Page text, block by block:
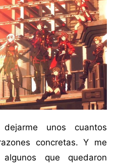
unos cuantos
concretas. Y me
algunos que quedaron